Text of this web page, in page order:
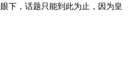
下，话题只能到此为止，因为皇